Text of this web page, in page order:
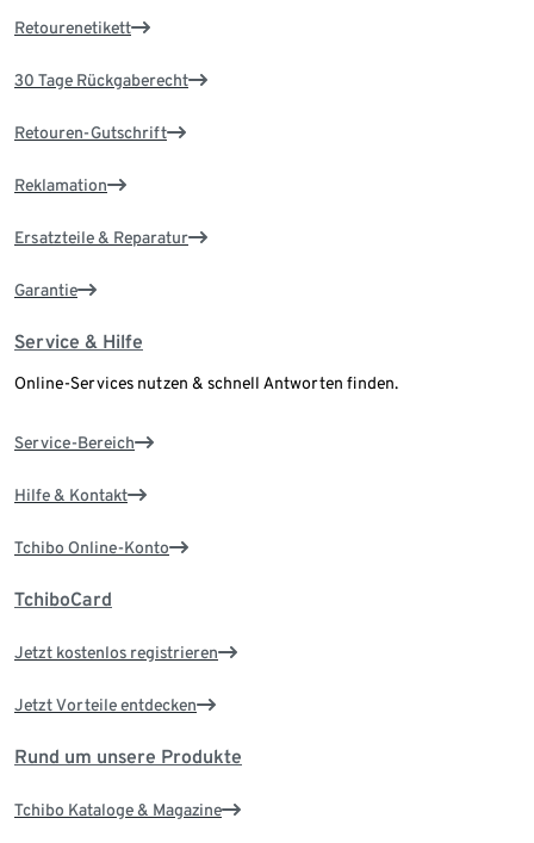
Retourenetikett
30 Tage Rückgaberecht
Retouren-Gutschrift
Reklamation
Ersatzteile & Reparatur
Garantie
Service & Hilfe
Online-Services nutzen & schnell Antworten finden.
Service-Bereich
Hilfe & Kontakt
Tchibo Online-Konto
TchiboCard
Jetzt kostenlos registrieren
Jetzt Vorteile entdecken
Rund um unsere Produkte
Tchibo Kataloge & Magazine